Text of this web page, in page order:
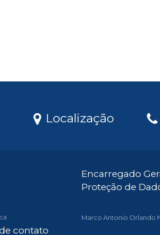
Localização
Encarregado
Proteção de
Marco Antonio Orlando
contato